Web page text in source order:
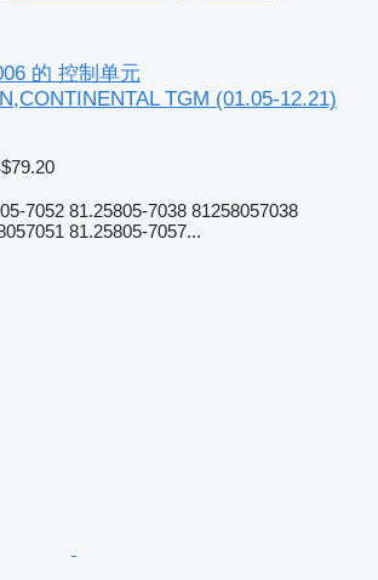
的 控制单元
TGM (01.05-12.21)
7052 81.25805-7038 81258057038
81.25805-7057...